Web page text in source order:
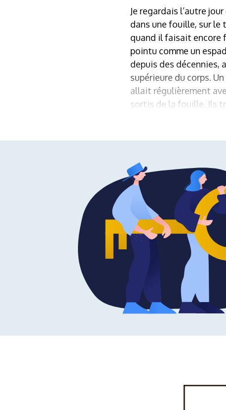
Je regardais l’autre
dans une fouille, sur
quand il faisait encore
pointu comme un
depuis des décennies,
supérieure du corps.
allait régulièrement
sortis de la fouille. Ils